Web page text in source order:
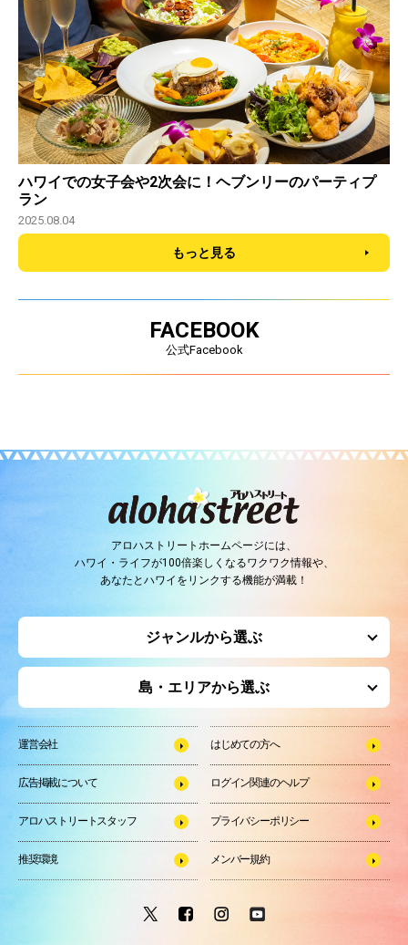
ハワイでの女子会や2次会に！ヘブンリーのパーティプ
ラン
2025.08.04
もっと見る
FACEBOOK
公式Facebook
アロハストリートホームページには、
ハワイ・ライフが100倍楽しくなるワクワク情報や、
あなたとハワイをリンクする機能が満載！
ジャンルから選ぶ
島・エリアから選ぶ
運営会社 はじめての方へ
広告掲載について ログイン関連のヘルプ
アロハストリートスタッフ プライバシーポリシー
推奨環境 メンバー規約